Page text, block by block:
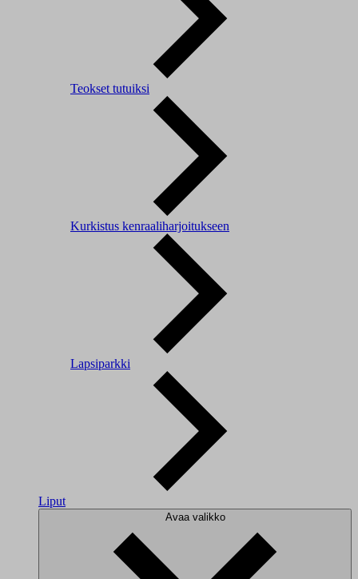
Teokset tutuiksi
Kurkistus kenraaliharjoitukseen
Lapsiparkki
Liput
Avaa valikko